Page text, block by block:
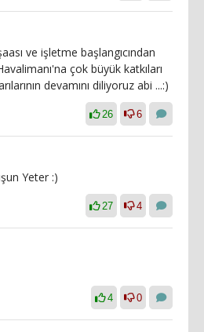
ve işletme başlangıcından
çok büyük katkıları
devamını diliyoruz abi ...:)
26 6
Yeter :)
27 4
4 0